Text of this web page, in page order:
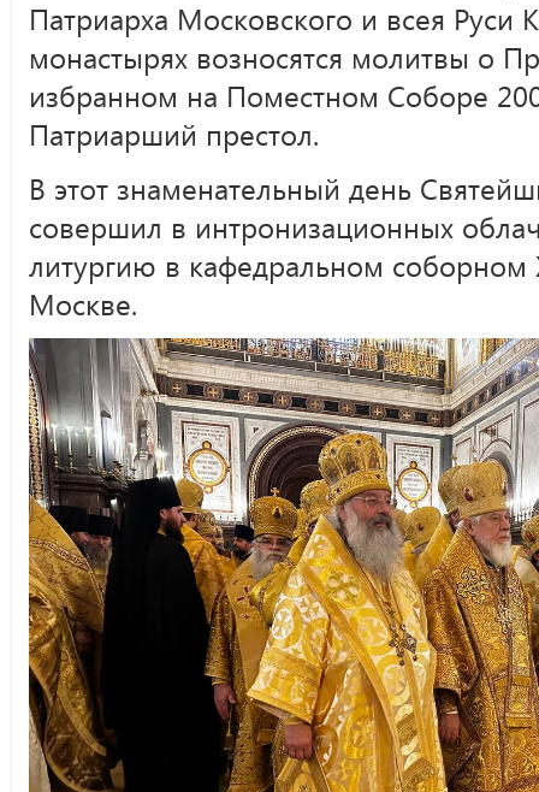
Патриарха Московского и всея Руси
монастырях возносятся молитвы о
избранном на Поместном Соборе
Патриарший престол.
В этот знаменательный день
совершил в интронизационных
литургию в кафедральном соборном
Москве.